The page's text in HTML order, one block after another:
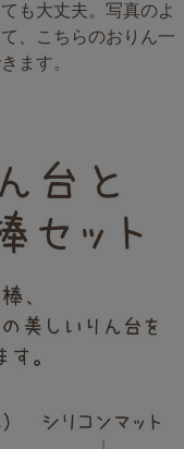
も大丈夫。写真のよ
、こちらのおりん一
ます。